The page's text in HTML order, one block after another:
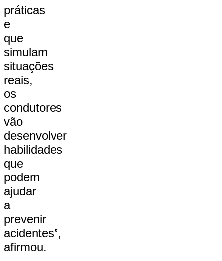
práticas
e
que
simulam
situações
reais,
os
condutores
vão
desenvolver
habilidades
que
podem
ajudar
a
prevenir
acidentes”,
afirmou.